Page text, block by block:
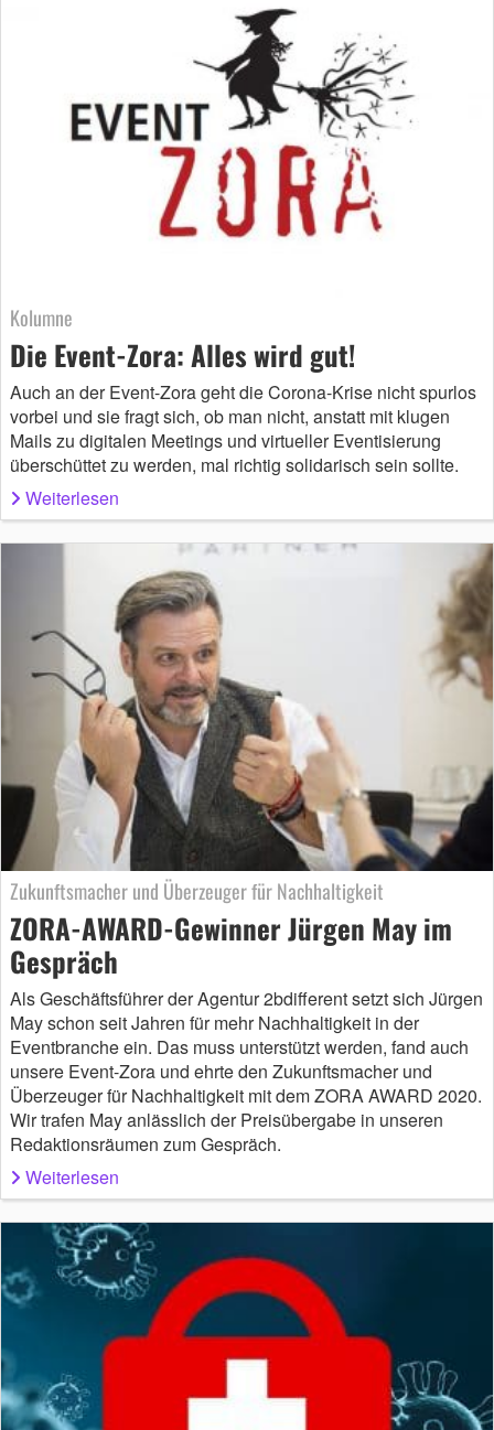
Kolumne
Die Event-Zora: Alles wird gut!
Auch an der Event-Zora geht die Corona-Krise nicht spurlos
vorbei und sie fragt sich, ob man nicht, anstatt mit klugen
Mails zu digitalen Meetings und virtueller Eventisierung
überschüttet zu werden, mal richtig solidarisch sein sollte.
Weiterlesen
Zukunftsmacher und Überzeuger für Nachhaltigkeit
ZORA-AWARD-Gewinner Jürgen May im
Gespräch
Als Geschäftsführer der Agentur 2bdifferent setzt sich Jürgen
May schon seit Jahren für mehr Nachhaltigkeit in der
Eventbranche ein. Das muss unterstützt werden, fand auch
unsere Event-Zora und ehrte den Zukunftsmacher und
Überzeuger für Nachhaltigkeit mit dem ZORA AWARD 2020.
Wir trafen May anlässlich der Preisübergabe in unseren
Redaktionsräumen zum Gespräch.
Weiterlesen